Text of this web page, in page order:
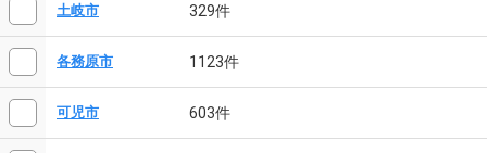
土岐市 329件
各務原市 1123件
可児市 603件